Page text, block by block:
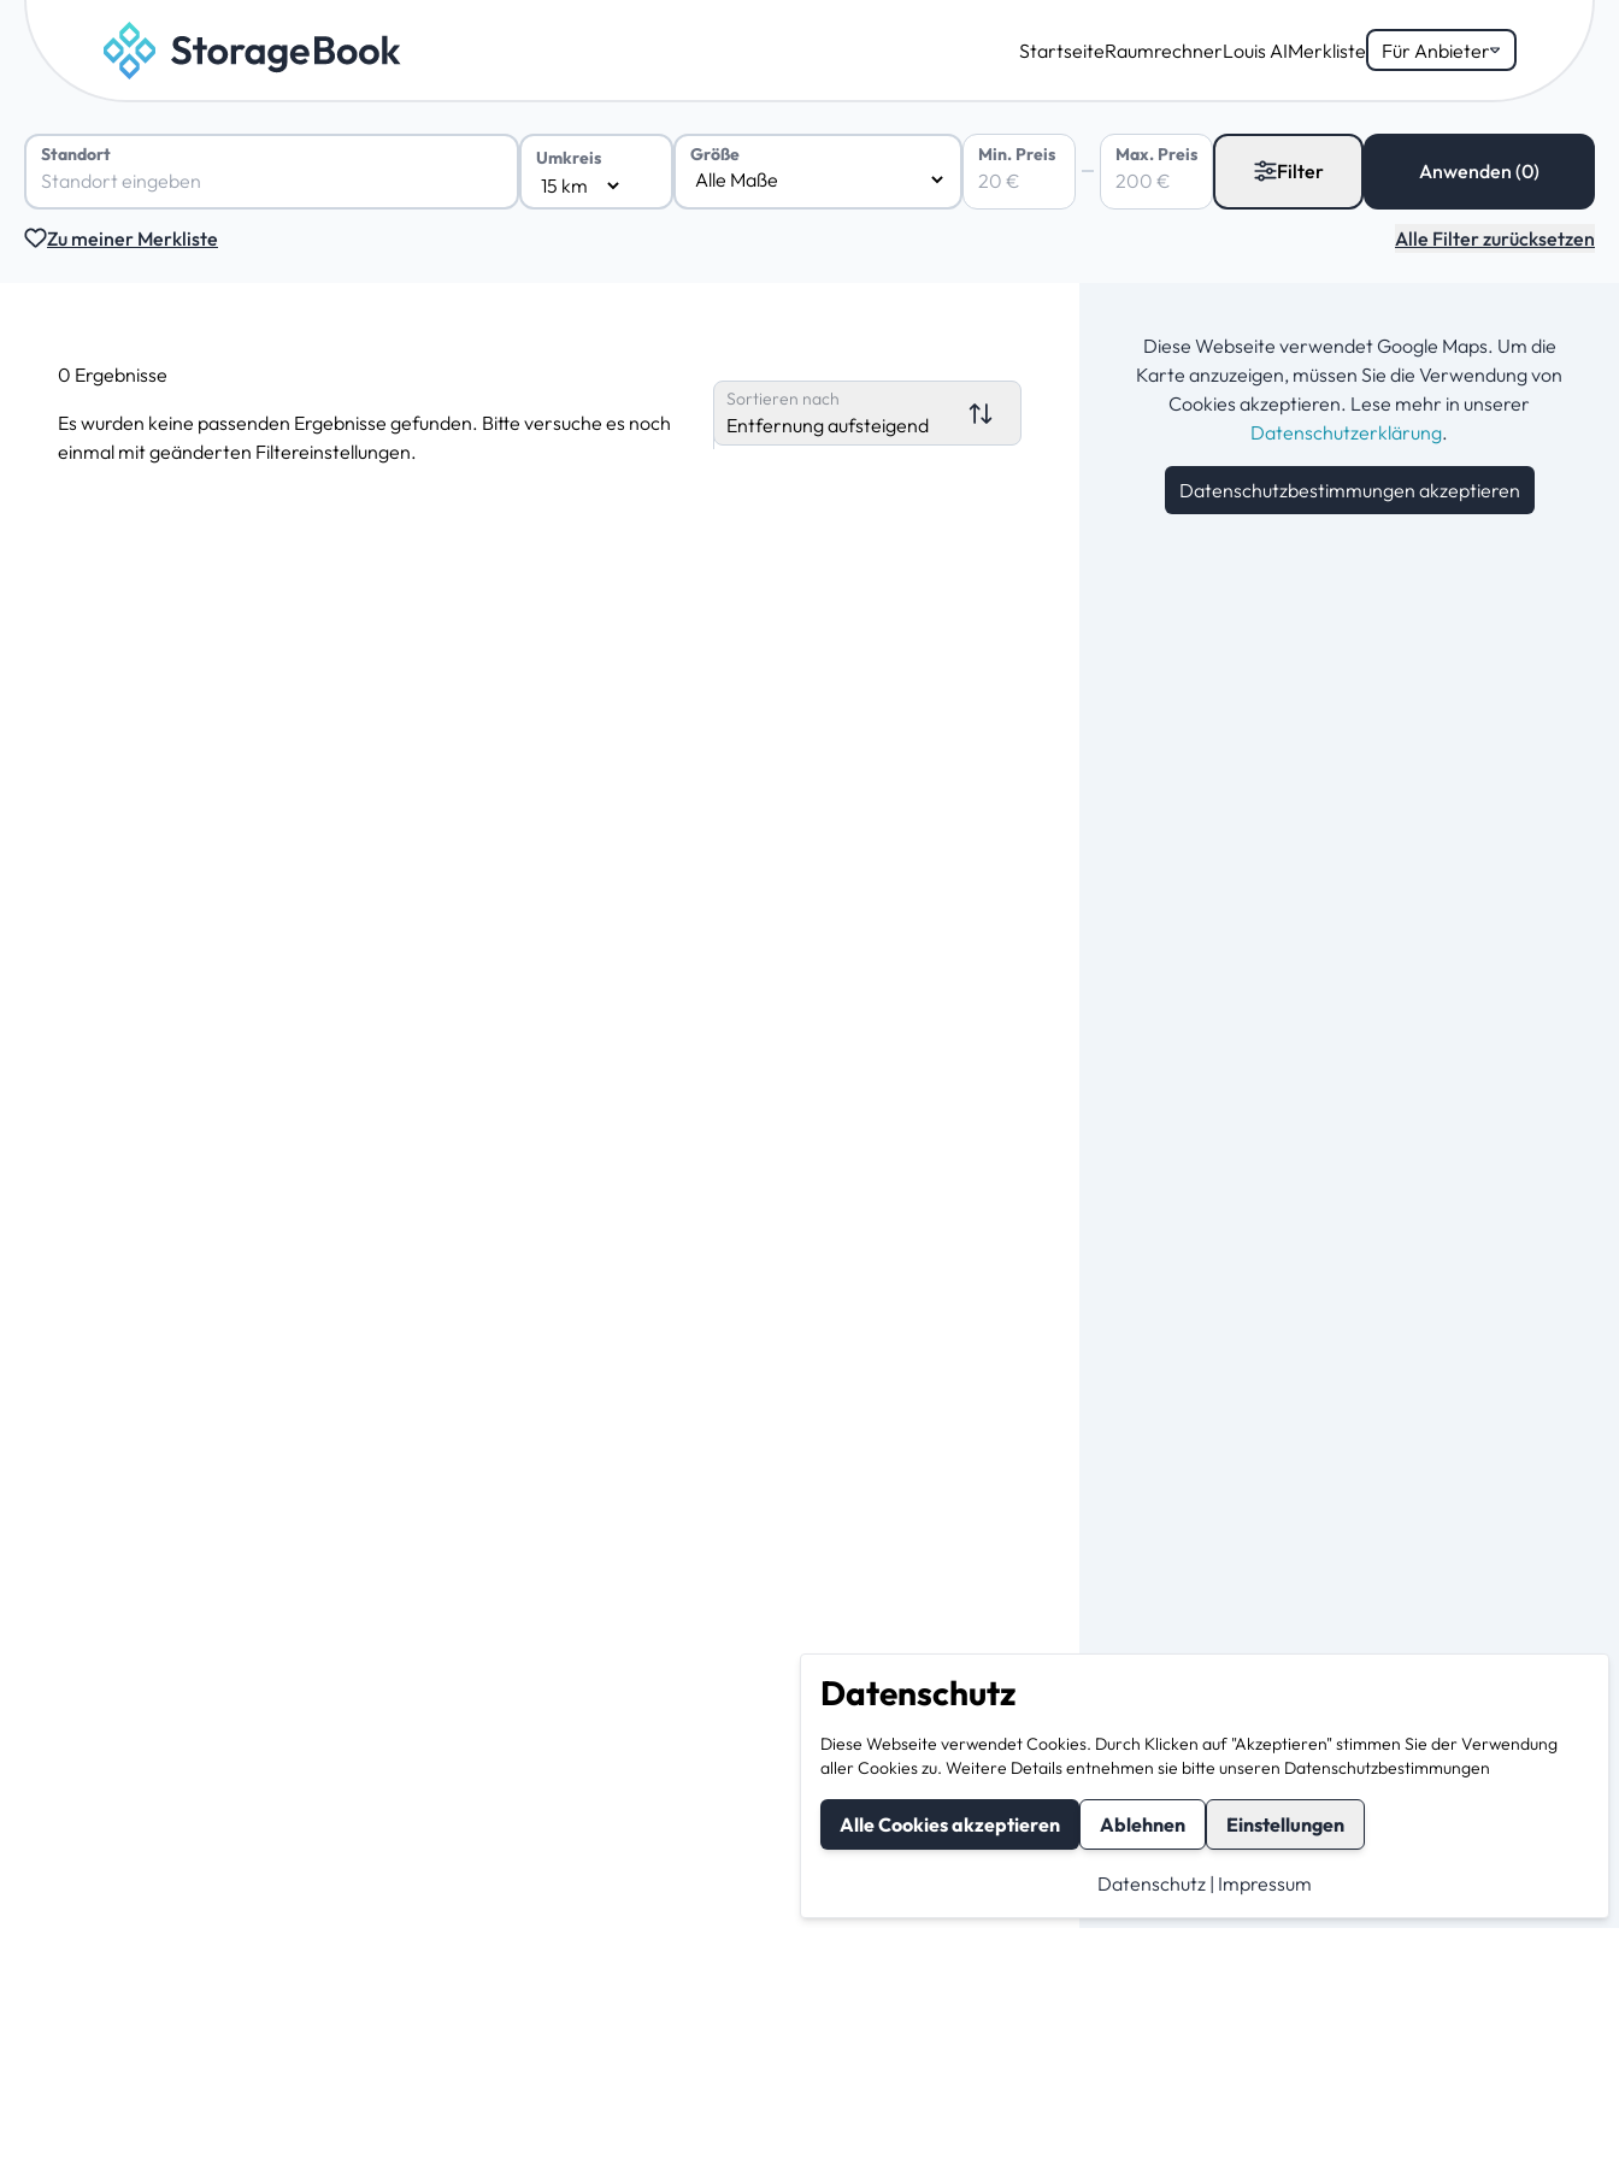
StartseiteRaumrechnerLouis AIMerkliste Für Anbieter
Standort Umkreis Größe Min. Preis Max. Preis
Filter
Zu meiner Merkliste Alle Filter zurücksetzen
0 Ergebnisse
Es wurden keine passenden Ergebnisse gefunden. Bitte versuche es noch
einmal mit geänderten Filtereinstellungen.
Sortieren nach
Entfernung aufsteigend
Diese Webseite verwendet Google Maps. Um die
Karte anzuzeigen, müssen Sie die Verwendung von
Cookies akzeptieren. Lese mehr in unserer
Datenschutzerklärung.
Datenschutzbestimmungen akzeptieren
Datenschutz
Diese Webseite verwendet Cookies. Durch Klicken auf "Akzeptieren" stimmen Sie der Verwendung
aller Cookies zu. Weitere Details entnehmen sie bitte unseren Datenschutzbestimmungen
Alle Cookies akzeptieren Ablehnen Einstellungen
Datenschutz | Impressum